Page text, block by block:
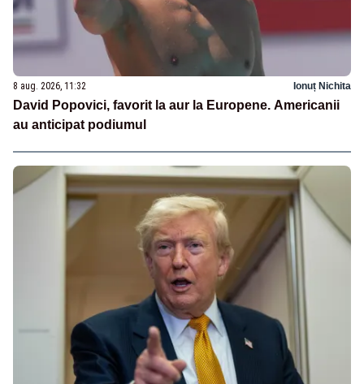
8 aug. 2026, 11:32 Ionuț Nichita
David Popovici, favorit la aur la Europene. Americanii
au anticipat podiumul